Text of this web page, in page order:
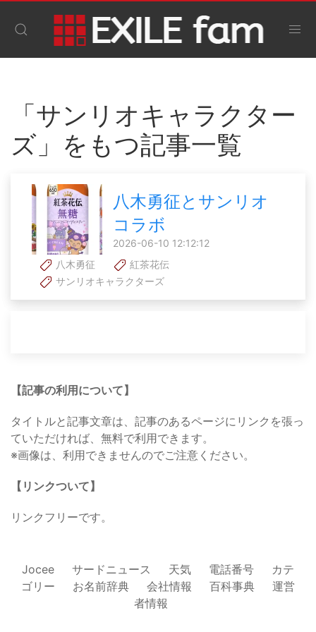
「サンリオキャラクター
ズ」をもつ記事一覧
八木勇征とサンリオ
コラボ
2026-06-10 12:12:12
八木勇征
紅茶花伝
サンリオキャラクターズ
【記事の利用について】
タイトルと記事文章は、記事のあるページにリンクを張っ
ていただければ、無料で利用できます。
※画像は、利用できませんのでご注意ください。
【リンクついて】
リンクフリーです。
Jocee サードニュース 天気 電話番号
カテ
ゴリー
お名前辞典 会社情報 百科事典
運営
者情報